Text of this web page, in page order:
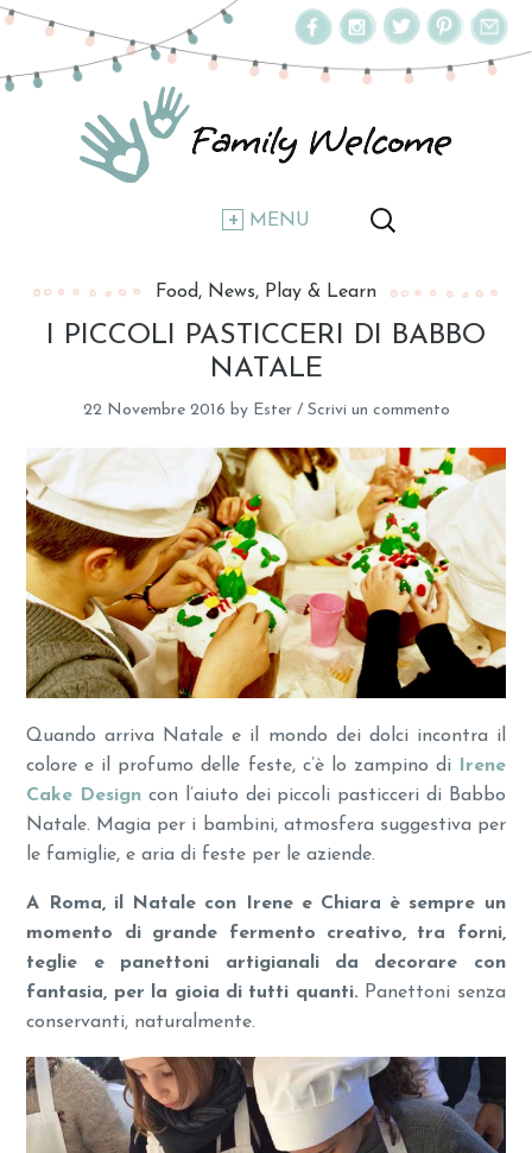
MENU
Food News Play & Learn
I PICCOLI PASTICCERI DI BABBO
NATALE
22 Novembre 2016 by Ester/ Scrivi un commento
Quando arriva Natale e il mondo dei dolci incontra il
colore e il profumo delle feste, c’è lo zampino di
Irene
Cake Design con l’aiuto dei piccoli pasticceri di Babbo
Natale. Magia per i bambini, atmosfera suggestiva per
le famiglie, e aria di feste per le aziende.
A Roma, il Natale con Irene e Chiara è sempre un
momento di grande fermento creativo, tra forni,
teglie e panettoni artigianali da decorare con
fantasia, per la gioia di tutti quanti. Panettoni senza
conservanti, naturalmente.